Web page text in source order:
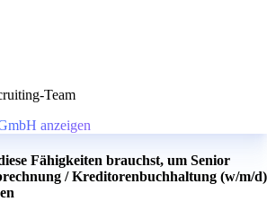
Team
anzeigen
Fähigkeiten brauchst, um Senior
/ Kreditorenbuchhaltung (w/m/d)